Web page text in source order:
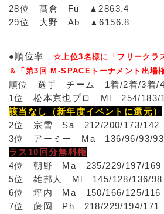
28位 髙倉 Fu ▲2863.4
29位 大野 Ab ▲6156.8
●順位率 ☆上位3名様に「フリークラ
＆「第3回 M-SPACEトーナメント出場
順位 選手 チーム 1着/2着/3着/4
1位 松本京也プロ Ml 254/183/
該当なし（新年度イベントに還元）
2位 宗雪 Sa 212/200/173/142（
3位 アーミー Ma 136/96/93/93
ラス10回分無料権
4位 朝野 Ma 235/229/197/169
5位 雄邦人 Ml 145/128/136/98
6位 坪内 Ma 150/166/125/116
7位 藤岡 Ph 218/229/194/171（